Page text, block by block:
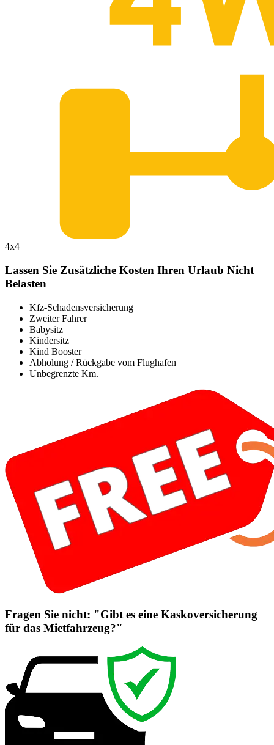
4x4
Lassen Sie Zusätzliche Kosten Ihren Urlaub Nicht
Belasten
Kfz-Schadensversicherung
Zweiter Fahrer
Babysitz
Kindersitz
Kind Booster
Abholung / Rückgabe vom Flughafen
Unbegrenzte Km.
Fragen Sie nicht: "Gibt es eine Kaskoversicherung
für das Mietfahrzeug?"